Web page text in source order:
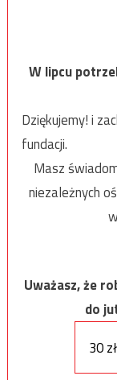
W lipcu
Dziękujemy! i
fundacji.
Masz
niezależnych
Uważasz, że
do
30 zł